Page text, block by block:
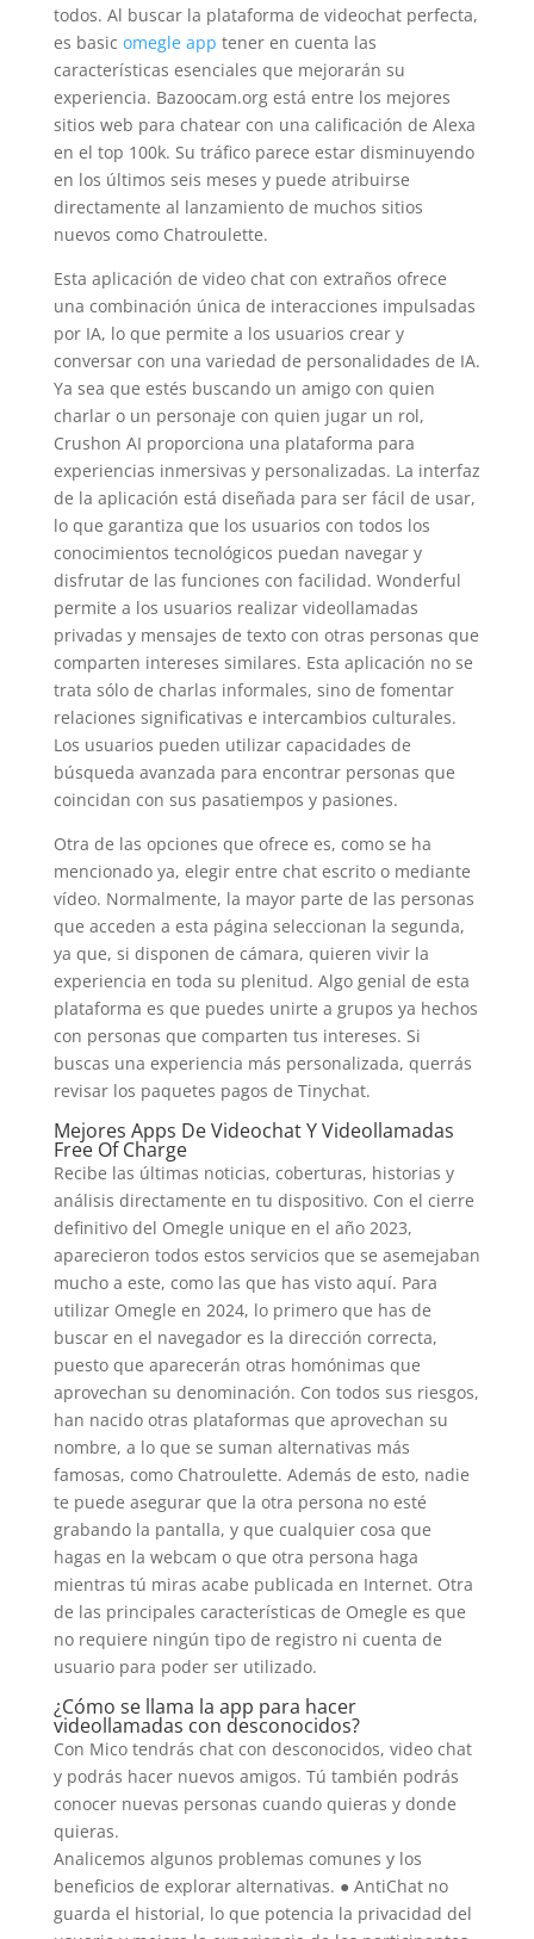
todos. Al buscar la plataforma de videochat perfecta,
es basic omegle app tener en cuenta las
características esenciales que mejorarán su
experiencia. Bazoocam.org está entre los mejores
sitios web para chatear con una calificación de Alexa
en el top 100k. Su tráfico parece estar disminuyendo
en los últimos seis meses y puede atribuirse
directamente al lanzamiento de muchos sitios
nuevos como Chatroulette.
Esta aplicación de video chat con extraños ofrece
una combinación única de interacciones impulsadas
por IA, lo que permite a los usuarios crear y
conversar con una variedad de personalidades de IA.
Ya sea que estés buscando un amigo con quien
charlar o un personaje con quien jugar un rol,
Crushon AI proporciona una plataforma para
experiencias inmersivas y personalizadas. La interfaz
de la aplicación está diseñada para ser fácil de usar,
lo que garantiza que los usuarios con todos los
conocimientos tecnológicos puedan navegar y
disfrutar de las funciones con facilidad. Wonderful
permite a los usuarios realizar videollamadas
privadas y mensajes de texto con otras personas que
comparten intereses similares. Esta aplicación no se
trata sólo de charlas informales, sino de fomentar
relaciones significativas e intercambios culturales.
Los usuarios pueden utilizar capacidades de
búsqueda avanzada para encontrar personas que
coincidan con sus pasatiempos y pasiones.
Otra de las opciones que ofrece es, como se ha
mencionado ya, elegir entre chat escrito o mediante
vídeo. Normalmente, la mayor parte de las personas
que acceden a esta página seleccionan la segunda,
ya que, si disponen de cámara, quieren vivir la
experiencia en toda su plenitud. Algo genial de esta
plataforma es que puedes unirte a grupos ya hechos
con personas que comparten tus intereses. Si
buscas una experiencia más personalizada, querrás
revisar los paquetes pagos de Tinychat.
Mejores Apps De Videochat Y Videollamadas
Free Of Charge
Recibe las últimas noticias, coberturas, historias y
análisis directamente en tu dispositivo. Con el cierre
definitivo del Omegle unique en el año 2023,
aparecieron todos estos servicios que se asemejaban
mucho a este, como las que has visto aquí. Para
utilizar Omegle en 2024, lo primero que has de
buscar en el navegador es la dirección correcta,
puesto que aparecerán otras homónimas que
aprovechan su denominación. Con todos sus riesgos,
han nacido otras plataformas que aprovechan su
nombre, a lo que se suman alternativas más
famosas, como Chatroulette. Además de esto, nadie
te puede asegurar que la otra persona no esté
grabando la pantalla, y que cualquier cosa que
hagas en la webcam o que otra persona haga
mientras tú miras acabe publicada en Internet. Otra
de las principales características de Omegle es que
no requiere ningún tipo de registro ni cuenta de
usuario para poder ser utilizado.
¿Cómo se llama la app para hacer
videollamadas con desconocidos?
Con Mico tendrás chat con desconocidos, video chat
y podrás hacer nuevos amigos. Tú también podrás
conocer nuevas personas cuando quieras y donde
quieras.
Analicemos algunos problemas comunes y los
beneficios de explorar alternativas. ● AntiChat no
guarda el historial, lo que potencia la privacidad del